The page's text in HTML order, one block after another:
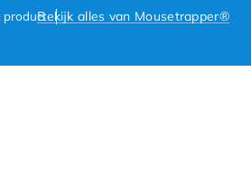
productBekijk alles van Mousetrapper®